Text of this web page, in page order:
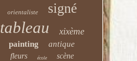
orientaliste signé
tableau xixème
painting antique
fleurs école scène